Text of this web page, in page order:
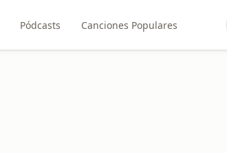
Pódcasts Canciones Populares